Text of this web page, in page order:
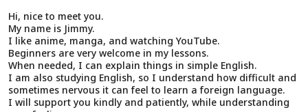
Hi, nice to meet you.
My name is Jimmy.
I like anime, manga, and watching YouTube.
Beginners are very welcome in my lessons.
When needed, I can explain things in simple English.
I am also studying English, so I understand how difficult and
sometimes nervous it can feel to learn a foreign language.
I will support you kindly and patiently, while understanding